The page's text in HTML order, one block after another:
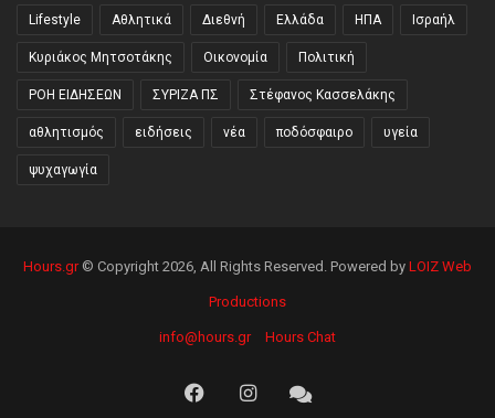
Lifestyle Αθλητικά Διεθνή Ελλάδα ΗΠΑ Ισραήλ
Κυριάκος Μητσοτάκης Οικονομία Πολιτική
ΡΟΗ ΕΙΔΗΣΕΩΝ ΣΥΡΙΖΑ ΠΣ Στέφανος Κασσελάκης
αθλητισμός ειδήσεις νέα ποδόσφαιρο υγεία
ψυχαγωγία
Hours.gr© Copyright 2026, All Rights Reserved. Powered by LOIZ Web
Productions
info@hours.gr Hours Chat
FacebookInstagramHours